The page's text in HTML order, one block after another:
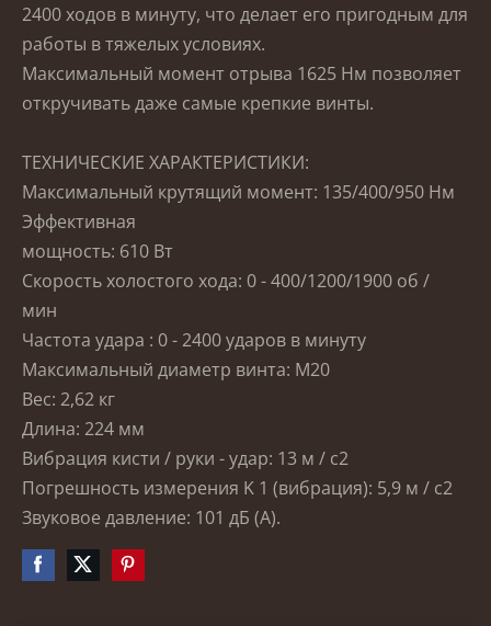
2400 ходов в минуту, что делает его пригодным для
работы в тяжелых условиях.
Максимальный момент отрыва 1625 Нм позволяет
откручивать даже самые крепкие винты.
ТЕХНИЧЕСКИЕ ХАРАКТЕРИСТИКИ:
Максимальный крутящий момент: 135/400/950 Нм
Эффективная
мощность: 610 Вт
Скорость холостого хода: 0 - 400/1200/1900 об /
мин
Частота удара : 0 - 2400 ударов в минуту
Максимальный диаметр винта: M20
Вес: 2,62 кг
Длина: 224 мм
Вибрация кисти / руки - удар: 13 м / с2
Погрешность измерения K 1 (вибрация): 5,9 м / с2
Звуковое давление: 101 дБ (A).